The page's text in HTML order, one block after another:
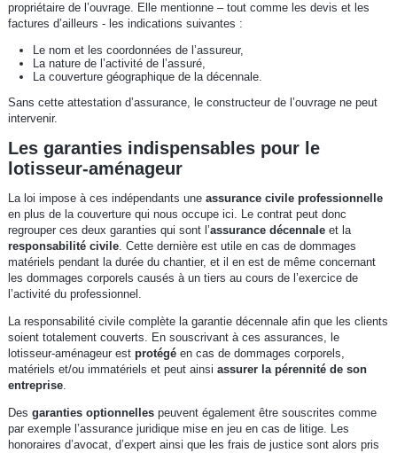
propriétaire de l’ouvrage. Elle mentionne – tout comme les devis et les
factures d’ailleurs - les indications suivantes :
Le nom et les coordonnées de l’assureur,
La nature de l’activité de l’assuré,
La couverture géographique de la décennale.
Sans cette attestation d’assurance, le constructeur de l’ouvrage ne peut
intervenir.
Les garanties indispensables pour le
lotisseur-aménageur
La loi impose à ces indépendants une assurance civile professionnelle
en plus de la couverture qui nous occupe ici. Le contrat peut donc
regrouper ces deux garanties qui sont l’assurance décennale et la
responsabilité civile. Cette dernière est utile en cas de dommages
matériels pendant la durée du chantier, et il en est de même concernant
les dommages corporels causés à un tiers au cours de l’exercice de
l’activité du professionnel.
La responsabilité civile complète la garantie décennale afin que les clients
soient totalement couverts. En souscrivant à ces assurances, le
lotisseur-aménageur est protégéen cas de dommages corporels,
matériels et/ou immatériels et peut ainsi assurer la pérennité de son
entreprise.
Des garanties optionnellespeuvent également être souscrites comme
par exemple l’assurance juridique mise en jeu en cas de litige. Les
honoraires d’avocat, d’expert ainsi que les frais de justice sont alors pris